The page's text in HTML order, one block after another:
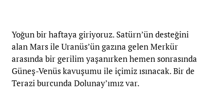
Yoğun bir haftaya giriyoruz. Satürn’ün desteğini
alan Mars ile Uranüs’ün gazına gelen Merkür
arasında bir gerilim yaşanırken hemen sonrasında
Güneş-Venüs kavuşumu ile içimiz ısınacak. Bir de
Terazi burcunda Dolunay’ımız var.